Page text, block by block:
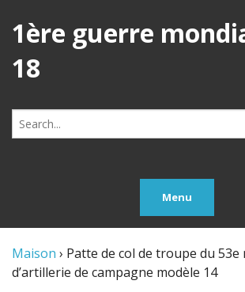
1ère guerre
18
Search
for:
Menu
Maison › Patte de col de troupe du
d’artillerie de campagne modèle 14